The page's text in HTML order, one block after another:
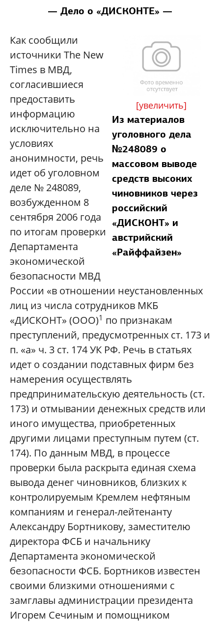
— Дело о «ДИСКОНТЕ» —
[увеличить]
Из материалов
уголовного дела
№248089 о
массовом выводе
средств высоких
чиновников через
российский
«ДИСКОНТ» и
австрийский
«Райффайзен»
Как сообщили
источники The New
Times в МВД,
согласившиеся
предоставить
информацию
исключительно на
условиях
анонимности, речь
идет об уголовном
деле № 248089,
возбужденном 8
сентября 2006 года
по итогам проверки
Департамента
экономической
безопасности МВД
России «в отношении неустановленных
лиц из числа сотрудников МКБ
«ДИСКОНТ» (ООО)1 по признакам
преступлений, предусмотренных ст. 173 и
п. «а» ч. 3 ст. 174 УК РФ. Речь в статьях
идет о создании подставных фирм без
намерения осуществлять
предпринимательскую деятельность (ст.
173) и отмывании денежных средств или
иного имущества, приобретенных
другими лицами преступным путем (ст.
174). По данным МВД, в процессе
проверки была раскрыта единая схема
вывода денег чиновников, близких к
контролируемым Кремлем нефтяным
компаниям и генерал-лейтенанту
Александру Бортникову, заместителю
директора ФСБ и начальнику
Департамента экономической
безопасности ФСБ. Бортников известен
своими близкими отношениями с
замглавы администрации президента
Игорем Сечиным и помощником